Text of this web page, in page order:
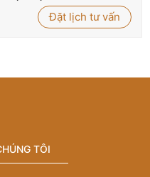
Phú NT25864Đặt lịch tư vấn
TÔI